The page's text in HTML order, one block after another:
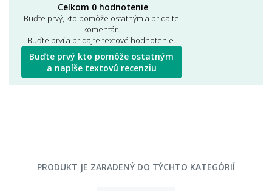
Celkom 0 hodnotenie
Buďte prvý, kto pomôže ostatným a pridajte
komentár.
Buďte prví a pridajte textové hodnotenie.
Buďte prvý kto pomôže ostatným
a napíše textovú recenziu
PRODUKT JE ZARADENÝ DO TÝCHTO KATEGÓRIÍ